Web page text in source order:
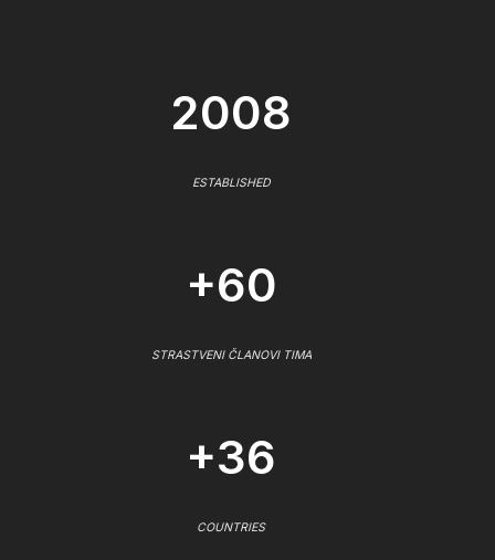
2008
ESTABLISHED
+60
STRASTVENI ČLANOVI TIMA
+36
COUNTRIES